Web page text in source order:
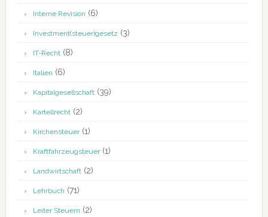
Interne Revision (6)
Investment(steuer)gesetz (3)
IT-Recht(8)
Italien (6)
Kapitalgesellschaft(39)
Kartellrecht(2)
Kirchensteuer(1)
Kraftfahrzeugsteuer(1)
Landwirtschaft(2)
Lehrbuch (71)
Leiter Steuern (2)